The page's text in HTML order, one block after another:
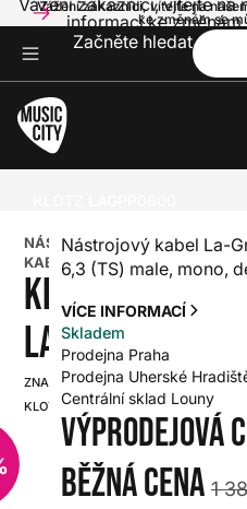
Vážení zákazníci, vítejte na
ke změnám se
Vážení zákazníci, vítejte na
informací ke
Začněte hledat
NÁSTROJOVÝ
KABEL
KLOTZ
LAGPP0600
ZNAČKA:
KLOTZ
SKU:
HX0000000100162
Nástrojový kabel La-
6,3 (TS) male, mono,
VÍCE INFORMACÍ
Skladem
Prodejna Praha
Prodejna Uherské
Centrální sklad Louny
Výprodejová
Běžná cena 1